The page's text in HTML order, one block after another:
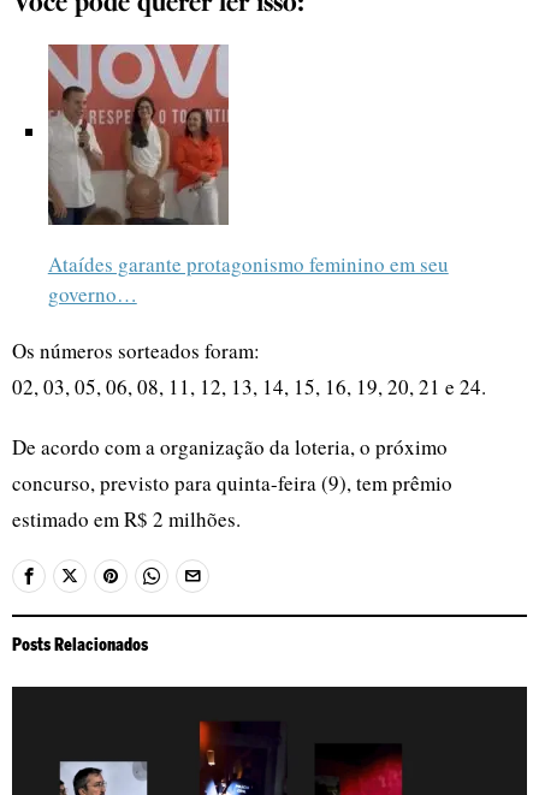
Ataídes garante protagonismo feminino em seu
governo…
Os números sorteados foram:
02, 03, 05, 06, 08, 11, 12, 13, 14, 15, 16, 19, 20, 21 e 24.
De acordo com a organização da loteria, o próximo
concurso, previsto para quinta-feira (9), tem prêmio
estimado em R$ 2 milhões.
Posts Relacionados